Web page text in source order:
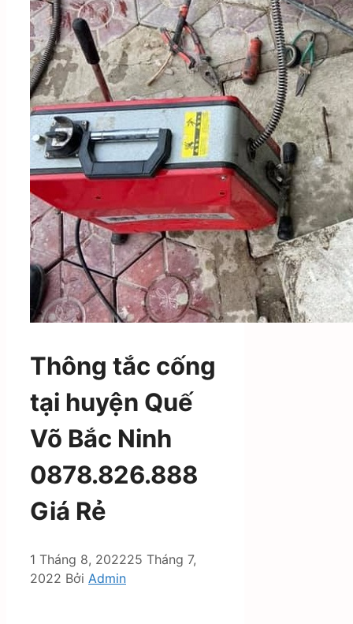
Thông tắc cống
tại huyện Quế
Võ Bắc Ninh
0878.826.888
Giá Rẻ
1 Tháng 8, 202225 Tháng 7,
2022 Bởi Admin